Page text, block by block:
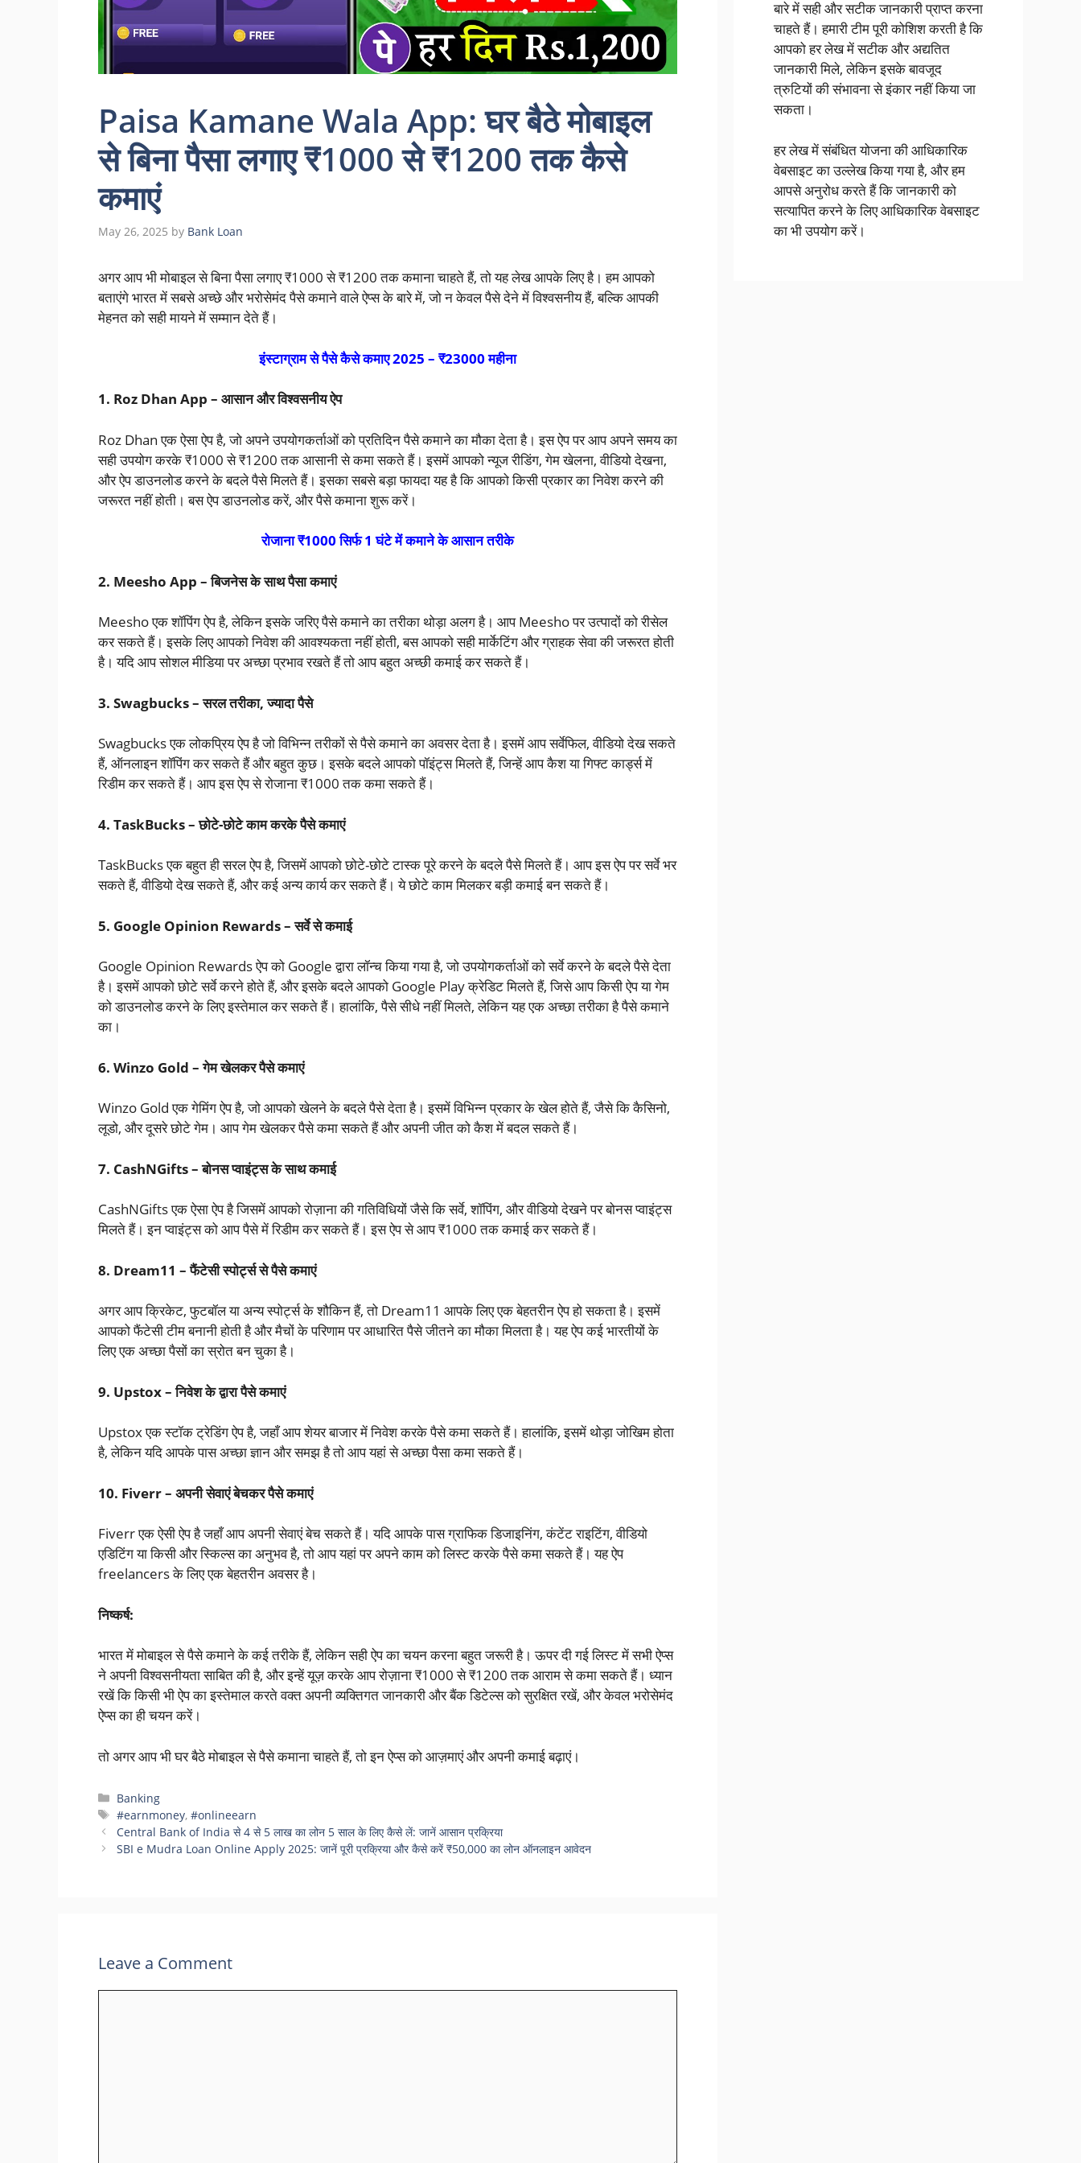
Paisa Kamane Wala App: घर बैठे मोबाइल
से बिना पैसा लगाए ₹1000 से ₹1200 तक कैसे
कमाएं
May 26, 2025 by Bank Loan
अगर आप भी मोबाइल से बिना पैसा लगाए ₹1000 से ₹1200 तक कमाना चाहते हैं, तो यह लेख आपके लिए है। हम आपको
बताएंगे भारत में सबसे अच्छे और भरोसेमंद पैसे कमाने वाले ऐप्स के बारे में, जो न केवल पैसे देने में विश्वसनीय हैं, बल्कि आपकी
मेहनत को सही मायने में सम्मान देते हैं।
इंस्टाग्राम से पैसे कैसे कमाए 2025 – ₹23000 महीना
1. Roz Dhan App – आसान और विश्वसनीय ऐप
Roz Dhan एक ऐसा ऐप है, जो अपने उपयोगकर्ताओं को प्रतिदिन पैसे कमाने का मौका देता है। इस ऐप पर आप अपने समय का
सही उपयोग करके ₹1000 से ₹1200 तक आसानी से कमा सकते हैं। इसमें आपको न्यूज रीडिंग, गेम खेलना, वीडियो देखना,
और ऐप डाउनलोड करने के बदले पैसे मिलते हैं। इसका सबसे बड़ा फायदा यह है कि आपको किसी प्रकार का निवेश करने की
जरूरत नहीं होती। बस ऐप डाउनलोड करें, और पैसे कमाना शुरू करें।
रोजाना ₹1000 सिर्फ 1 घंटे में कमाने के आसान तरीके
2. Meesho App – बिजनेस के साथ पैसा कमाएं
Meesho एक शॉपिंग ऐप है, लेकिन इसके जरिए पैसे कमाने का तरीका थोड़ा अलग है। आप Meesho पर उत्पादों को रीसेल
कर सकते हैं। इसके लिए आपको निवेश की आवश्यकता नहीं होती, बस आपको सही मार्केटिंग और ग्राहक सेवा की जरूरत होती
है। यदि आप सोशल मीडिया पर अच्छा प्रभाव रखते हैं तो आप बहुत अच्छी कमाई कर सकते हैं।
3. Swagbucks – सरल तरीका, ज्यादा पैसे
Swagbucks एक लोकप्रिय ऐप है जो विभिन्न तरीकों से पैसे कमाने का अवसर देता है। इसमें आप सर्वेफिल, वीडियो देख सकते
हैं, ऑनलाइन शॉपिंग कर सकते हैं और बहुत कुछ। इसके बदले आपको पॉइंट्स मिलते हैं, जिन्हें आप कैश या गिफ्ट कार्ड्स में
रिडीम कर सकते हैं। आप इस ऐप से रोजाना ₹1000 तक कमा सकते हैं।
4. TaskBucks – छोटे-छोटे काम करके पैसे कमाएं
TaskBucks एक बहुत ही सरल ऐप है, जिसमें आपको छोटे-छोटे टास्क पूरे करने के बदले पैसे मिलते हैं। आप इस ऐप पर सर्वे भर
सकते हैं, वीडियो देख सकते हैं, और कई अन्य कार्य कर सकते हैं। ये छोटे काम मिलकर बड़ी कमाई बन सकते हैं।
5. Google Opinion Rewards – सर्वे से कमाई
Google Opinion Rewards ऐप को Google द्वारा लॉन्च किया गया है, जो उपयोगकर्ताओं को सर्वे करने के बदले पैसे देता
है। इसमें आपको छोटे सर्वे करने होते हैं, और इसके बदले आपको Google Play क्रेडिट मिलते हैं, जिसे आप किसी ऐप या गेम
को डाउनलोड करने के लिए इस्तेमाल कर सकते हैं। हालांकि, पैसे सीधे नहीं मिलते, लेकिन यह एक अच्छा तरीका है पैसे कमाने
का।
6. Winzo Gold – गेम खेलकर पैसे कमाएं
Winzo Gold एक गेमिंग ऐप है, जो आपको खेलने के बदले पैसे देता है। इसमें विभिन्न प्रकार के खेल होते हैं, जैसे कि कैसिनो,
लूडो, और दूसरे छोटे गेम। आप गेम खेलकर पैसे कमा सकते हैं और अपनी जीत को कैश में बदल सकते हैं।
7. CashNGifts – बोनस प्वाइंट्स के साथ कमाई
CashNGifts एक ऐसा ऐप है जिसमें आपको रोज़ाना की गतिविधियों जैसे कि सर्वे, शॉपिंग, और वीडियो देखने पर बोनस प्वाइंट्स
मिलते हैं। इन प्वाइंट्स को आप पैसे में रिडीम कर सकते हैं। इस ऐप से आप ₹1000 तक कमाई कर सकते हैं।
8. Dream11 – फैंटेसी स्पोर्ट्स से पैसे कमाएं
अगर आप क्रिकेट, फुटबॉल या अन्य स्पोर्ट्स के शौकिन हैं, तो Dream11 आपके लिए एक बेहतरीन ऐप हो सकता है। इसमें
आपको फैंटेसी टीम बनानी होती है और मैचों के परिणाम पर आधारित पैसे जीतने का मौका मिलता है। यह ऐप कई भारतीयों के
लिए एक अच्छा पैसों का स्रोत बन चुका है।
9. Upstox – निवेश के द्वारा पैसे कमाएं
Upstox एक स्टॉक ट्रेडिंग ऐप है, जहाँ आप शेयर बाजार में निवेश करके पैसे कमा सकते हैं। हालांकि, इसमें थोड़ा जोखिम होता
है, लेकिन यदि आपके पास अच्छा ज्ञान और समझ है तो आप यहां से अच्छा पैसा कमा सकते हैं।
10. Fiverr – अपनी सेवाएं बेचकर पैसे कमाएं
Fiverr एक ऐसी ऐप है जहाँ आप अपनी सेवाएं बेच सकते हैं। यदि आपके पास ग्राफिक डिजाइनिंग, कंटेंट राइटिंग, वीडियो
एडिटिंग या किसी और स्किल्स का अनुभव है, तो आप यहां पर अपने काम को लिस्ट करके पैसे कमा सकते हैं। यह ऐप
freelancers के लिए एक बेहतरीन अवसर है।
निष्कर्ष:
भारत में मोबाइल से पैसे कमाने के कई तरीके हैं, लेकिन सही ऐप का चयन करना बहुत जरूरी है। ऊपर दी गई लिस्ट में सभी ऐप्स
ने अपनी विश्वसनीयता साबित की है, और इन्हें यूज़ करके आप रोज़ाना ₹1000 से ₹1200 तक आराम से कमा सकते हैं। ध्यान
रखें कि किसी भी ऐप का इस्तेमाल करते वक्त अपनी व्यक्तिगत जानकारी और बैंक डिटेल्स को सुरक्षित रखें, और केवल भरोसेमंद
ऐप्स का ही चयन करें।
तो अगर आप भी घर बैठे मोबाइल से पैसे कमाना चाहते हैं, तो इन ऐप्स को आज़माएं और अपनी कमाई बढ़ाएं।
Categories
Banking
Tags
#earnmoney,#onlineearn
Central Bank of India से 4 से 5 लाख का लोन 5 साल के लिए कैसे लें: जानें आसान प्रक्रिया
SBI e Mudra Loan Online Apply 2025: जानें पूरी प्रक्रिया और कैसे करें ₹50,000 का लोन ऑनलाइन आवेदन
Leave a Comment
बारे में सही और सटीक जानकारी प्राप्त करना
चाहते हैं। हमारी टीम पूरी कोशिश करती है कि
आपको हर लेख में सटीक और अद्यतित
जानकारी मिले, लेकिन इसके बावजूद
त्रुटियों की संभावना से इंकार नहीं किया जा
सकता।
हर लेख में संबंधित योजना की आधिकारिक
वेबसाइट का उल्लेख किया गया है, और हम
आपसे अनुरोध करते हैं कि जानकारी को
सत्यापित करने के लिए आधिकारिक वेबसाइट
का भी उपयोग करें।